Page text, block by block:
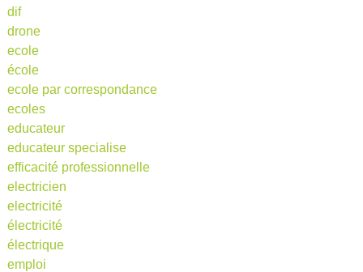
dif
drone
ecole
école
ecole par correspondance
ecoles
educateur
educateur specialise
efficacité professionnelle
electricien
electricité
électricité
électrique
emploi